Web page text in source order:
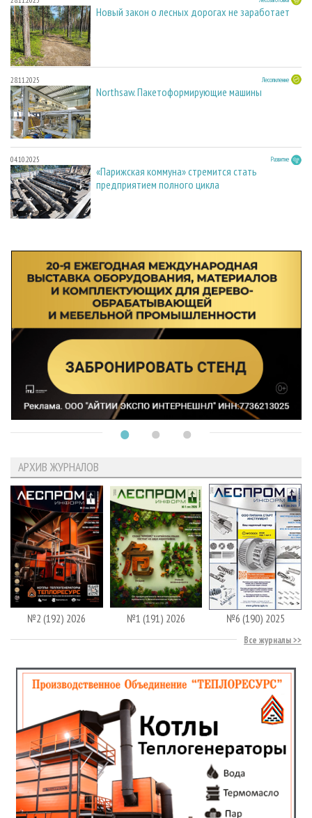
Новый закон о лесных дорогах не заработает
28.11.2025 Лесопиление
Northsaw. Пакетоформирующие машины
04.10.2025 Развитие
«Парижская коммуна» стремится стать
предприятием полного цикла
АРХИВ ЖУРНАЛОВ
№2 (192) 2026 №1 (191) 2026 №6 (190) 2025
Все журналы